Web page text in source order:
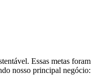
Essas metas foram
nosso principal negócio: